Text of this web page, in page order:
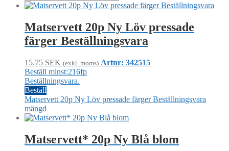
Matservett 20p Ny Löv pressade
färger Beställningsvara
15.75 SEK (exkl. moms) Artnr: 342515
Beställ minst:216fp
Beställningsvara.
Beställ
Matservett 20p Ny Löv pressade färger Beställningsvara
mängd
Matservett* 20p Ny Blå blom